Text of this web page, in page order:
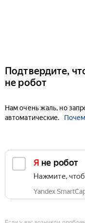
Подтвердите,
не робот
Нам очень жаль, но
автоматические.
Я не робот
Нажмите,
Yandex